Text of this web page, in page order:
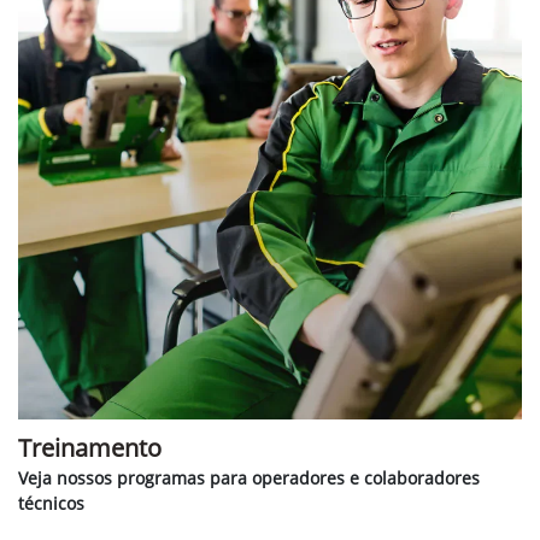
Treinamento
Veja nossos programas para operadores e colaboradores
técnicos